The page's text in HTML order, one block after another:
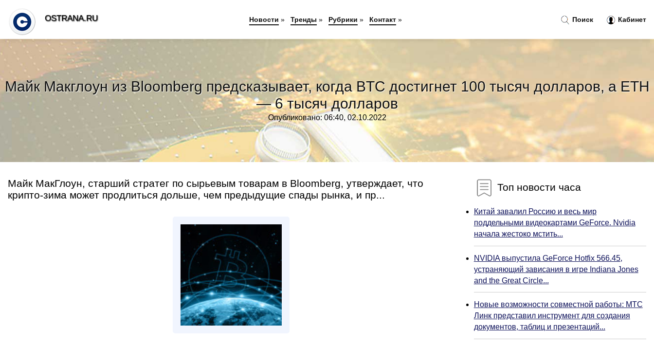
Майк Макглоун из Bloomberg предсказывает, когда BTC достигнет 100 тысяч долларов, а ETH
— 6 тысяч долларов
Опубликовано: 06:40, 02.10.2022
Майк МакГлоун, старший стратег по сырьевым товарам в Bloomberg, утверждает, что
крипто-зима может продлиться дольше, чем предыдущие спады рынка, и пр...
Топ новости часа
Китай завалил Россию и весь мир
поддельными видеокартами GeForce. Nvidia
начала жестоко мстить...
NVIDIA выпустила GeForce Hotfix 566.45,
устраняющий зависания в игре Indiana Jones
and the Great Circle...
Новые возможности совместной работы: МТС
Линк представил инструмент для создания
документов, таблиц и презентаций...
Поиск Кабинет
OSTRANA.RU Новости » Тренды » Рубрики » Контакт»